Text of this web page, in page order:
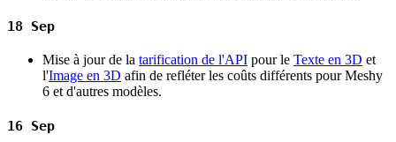
18 Sep
Mise à jour de la tarification de l'API pour le Texte en 3D et
l'Image en 3D afin de refléter les coûts différents pour Meshy
6 et d'autres modèles.
16 Sep